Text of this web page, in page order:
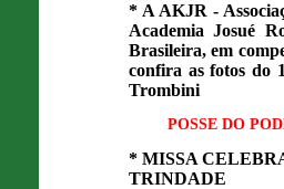
* A AKJR -
Academia Josué
Brasileira, em
confira as fotos do
Trombini
POSSE DO
* MISSA
TRINDADE